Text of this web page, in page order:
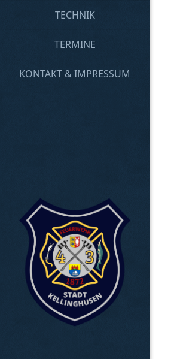
TECHNIK
TERMINE
KONTAKT & IMPRESSUM